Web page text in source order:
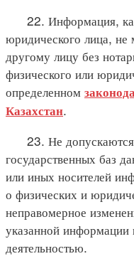
22. Информация,
юридического лица, не
другому лицу без
физического или
определенном
Казахстан.
23. Не допускаются
государственных баз
или иных носителей
о физических и
неправомерное
указанной информации
деятельностью.